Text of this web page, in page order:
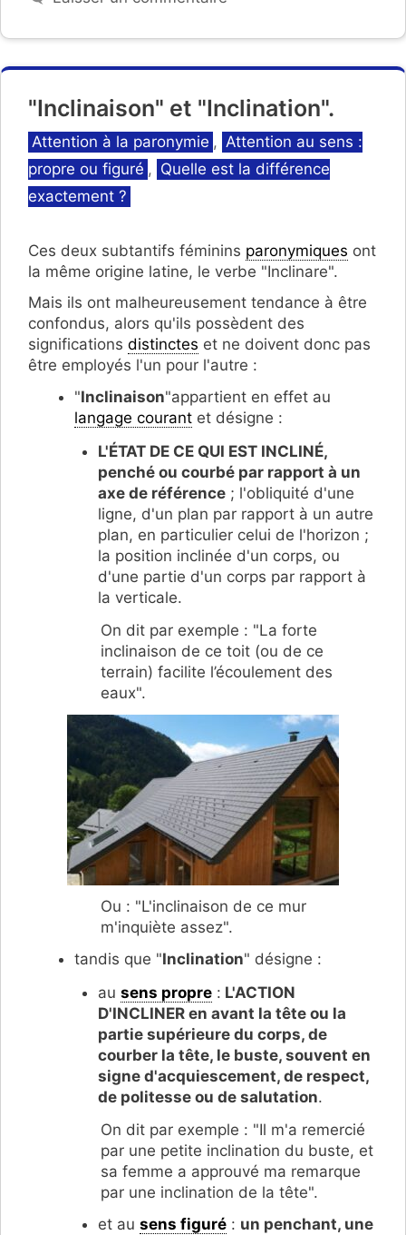
"Inclinaison" et "Inclination".
Catégories
Attention à la paronymie , Attention au sens :
propre ou figuré , Quelle est la différence
exactement ?
Ces deux subtantifs féminins paronymiques ont
la même origine latine, le verbe "Inclinare".
Mais ils ont malheureusement tendance à être
confondus, alors qu'ils possèdent des
significations distinctes et ne doivent donc pas
être employés l'un pour l'autre :
"Inclinaison"appartient en effet au
langage courant et désigne :
L'ÉTAT DE CE QUI EST INCLINÉ,
penché ou courbé par rapport à un
axe de référence; l'obliquité d'une
ligne, d'un plan par rapport à un autre
plan, en particulier celui de l'horizon ;
la position inclinée d'un corps, ou
d'une partie d'un corps par rapport à
la verticale.
On dit par exemple : "La forte
inclinaison de ce toit (ou de ce
terrain) facilite l’écoulement des
eaux".
Ou : "L'inclinaison de ce mur
m'inquiète assez".
tandis que "Inclination" désigne :
au sens propre: L'ACTION
D'INCLINER en avant la tête ou la
partie supérieure du corps, de
courber la tête, le buste, souvent en
signe d'acquiescement, de respect,
de politesse ou de salutation.
On dit par exemple : "Il m'a remercié
par une petite inclination du buste, et
sa femme a approuvé ma remarque
par une inclination de la tête".
et au sens figuré: un penchant, une